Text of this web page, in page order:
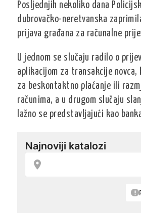
Posljednjih nekoliko dana
dubrovačko-neretvanska
prijava građana za računalne
U jednom se slučaju radilo o
aplikacijom za transakcije
za beskontaktno plaćanje ili
računima, a u drugom slučaju
lažno se predstavljajući kao